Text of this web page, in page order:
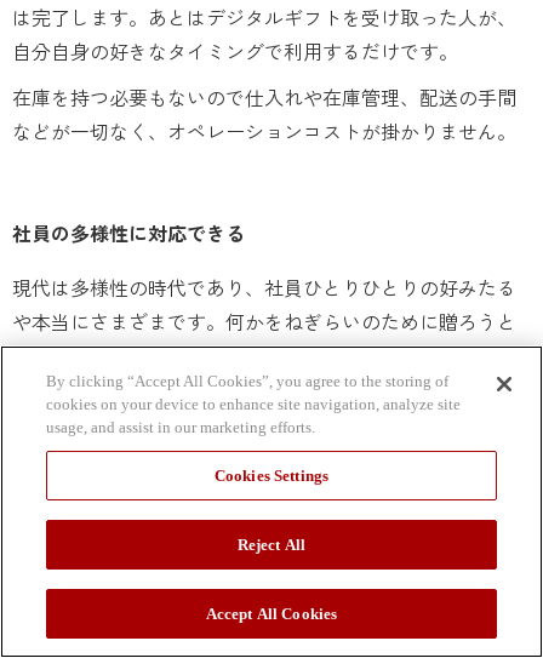
は完了します。あとはデジタルギフトを受け取った人が、
自分自身の好きなタイミングで利用するだけです。
在庫を持つ必要もないので仕入れや在庫管理、配送の手間
などが一切なく、オペレーションコストが掛かりません。
社員の多様性に対応できる
現代は多様性の時代であり、社員ひとりひとりの好みたる
や本当にさまざまです。何かをねぎらいのために贈ろうと
思っても、何を選ぶべきか迷ってしまいます。
しかしデジタルギフトであれば大丈夫。その多様性に応え
るだけの、奥行きを持っているからです。デジタルギフト
は品数も膨大にあり、また品を限定しない金券型デジタル
ギフトもあるので、基本的にあらゆるニーズに対応できま
では、「モノ」をもらうよりも「コト」のほうが嬉しいと
いう人たちには、どう答えればよいのでしょうか？デジタ
ルギフトは、その「解」も持っています。
By clicking “Accept All Cookies”, you agree to the storing of
cookies on your device to enhance site navigation, analyze site
usage, and assist in our marketing efforts.
Cookies Settings
Reject All
Accept All Cookies